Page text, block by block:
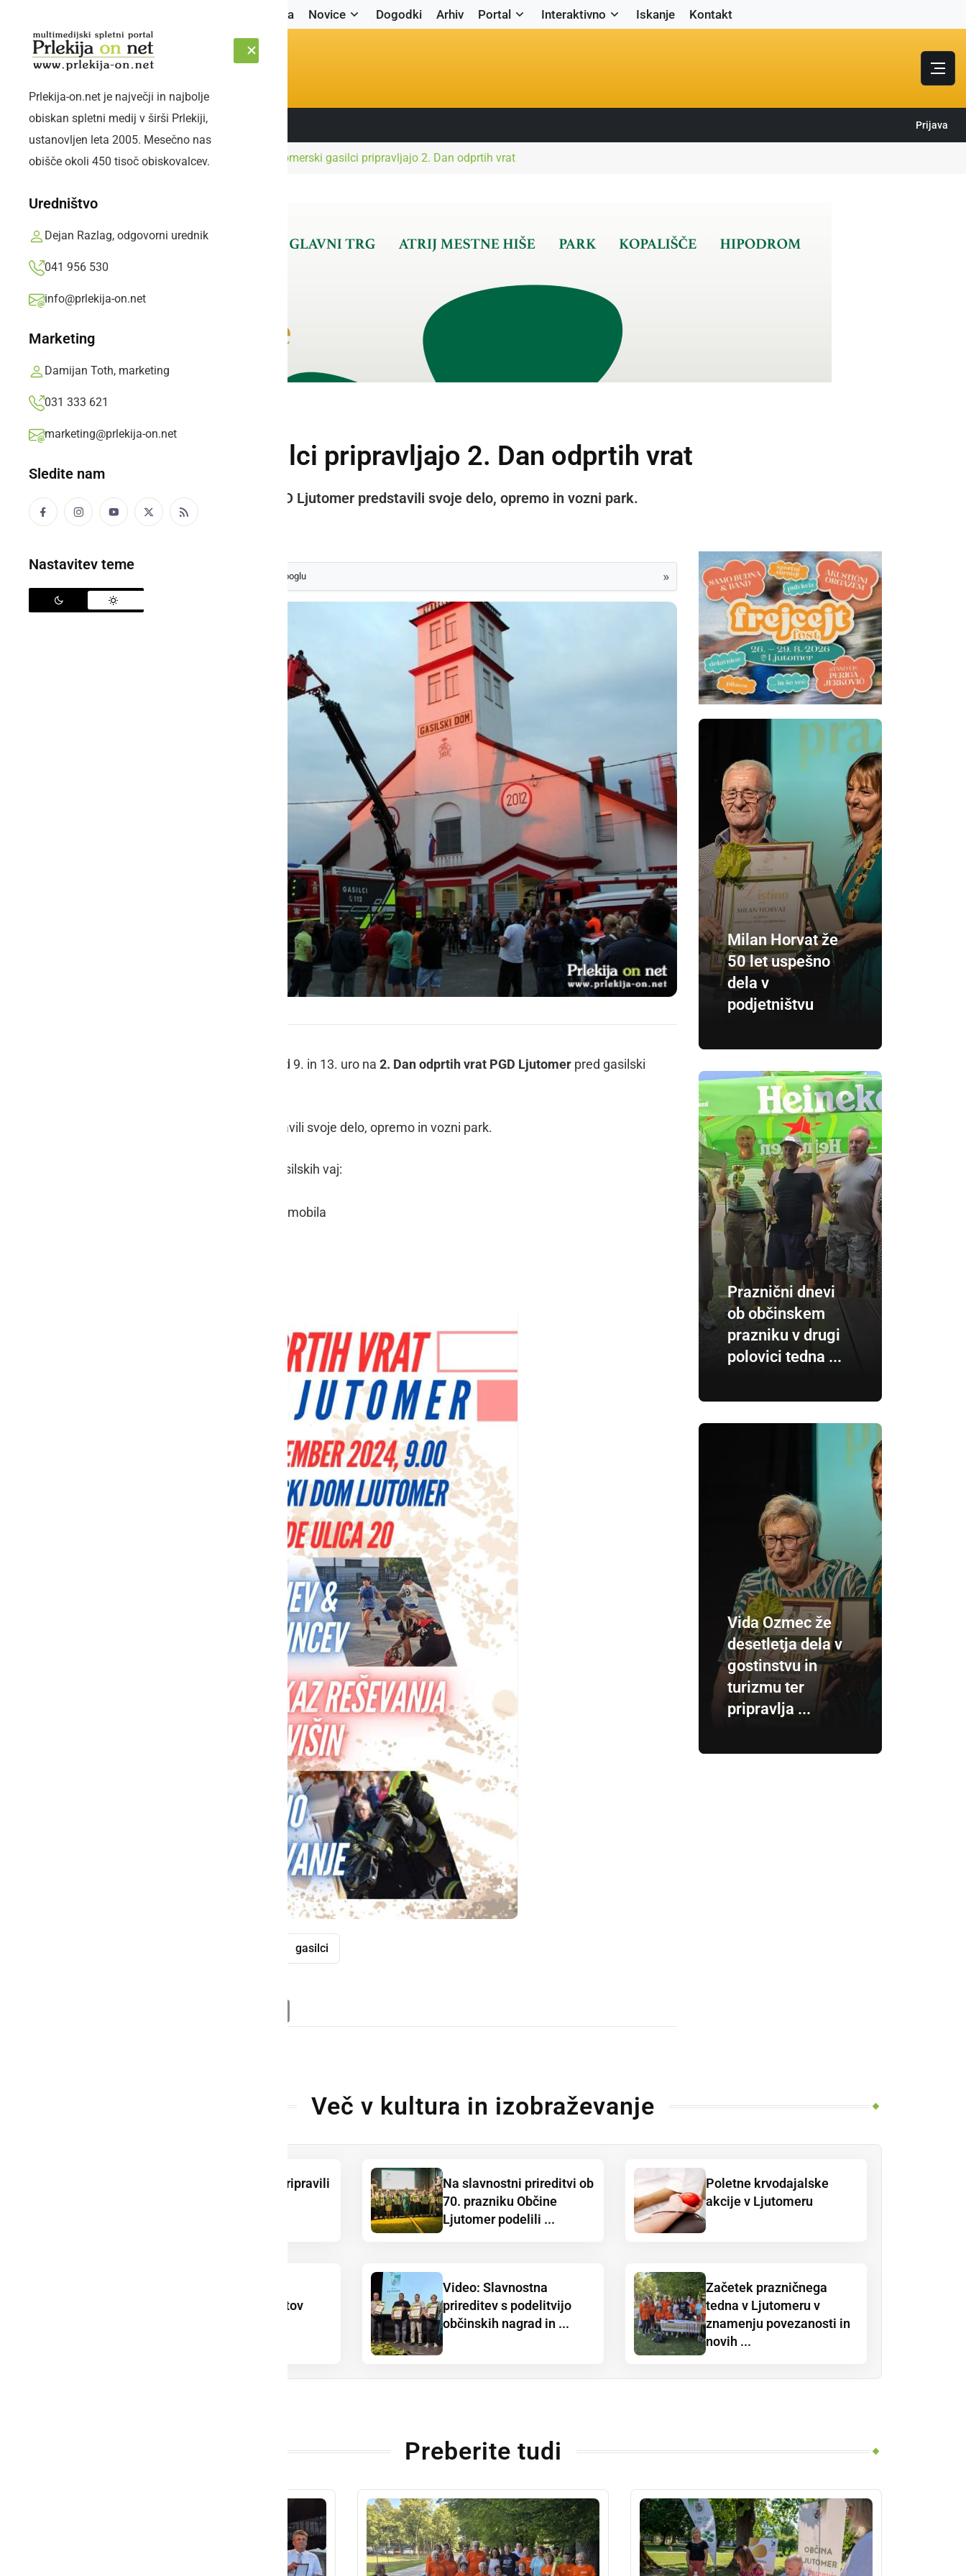
Naslovnica Novice Dogodki Arhiv Portal Interaktivno Iskanje Kontakt
PETEK, 7. AVGUST 2026 Sledite nam: Prijava
Prlekija-on.net je največji in najbolje
obiskan spletni medij v širši Prlekiji,
ustanovljen leta 2005. Mesečno nas
obišče okoli 450 tisoč obiskovalcev.
Uredništvo
Dejan Razlag, odgovorni urednik
041 956 530
info@prlekija-on.net
Marketing
Damijan Toth, marketing
031 333 621
marketing@prlekija-on.net
Sledite nam
Nastavitev teme
Naslovnica Kultura in izobraževanje Ljutomerski gasilci pripravljajo 2. Dan odprtih vrat
Ljutomerski gasilci pripravljajo 2. Dan odprtih vrat
Na dogodku vam bodo člani PGD Ljutomer predstavili svoje delo, opremo in vozni park.
Prlekija-on.net,sobota, 2. november 2024 ob 08:29
kot svoj prednostni vir na Googlu »
Vabljeni v soboto, 9. novembra, med 9. in 13. uro na 2. Dan odprtih vrat PGD Ljutomer pred gasilski
Na dogodku vam bodo člani predstavili svoje delo, opremo in vozni park.
Oglejte si pa tudi praktični prikaz gasilskih vaj:
- Tehnično reševanje rezanja iz avtomobila
gasilci
PrintFriendly
Milan Horvat že
50 let uspešno
dela v
podjetništvu
Praznični dnevi
ob občinskem
prazniku v drugi
polovici tedna ...
Vida Ozmec že
desetletja dela v
gostinstvu in
turizmu ter
pripravlja ...
Več v kultura in izobraževanje
Ob Fričovi kapeli pripravili
Na slavnostni prireditvi ob
70. prazniku Občine
Ljutomer podelili ...
Poletne krvodajalske
akcije v Ljutomeru
ljutomerskih talentov
Video: Slavnostna
prireditev s podelitvijo
občinskih nagrad in ...
Začetek prazničnega
tedna v Ljutomeru v
znamenju povezanosti in
novih ...
Preberite tudi